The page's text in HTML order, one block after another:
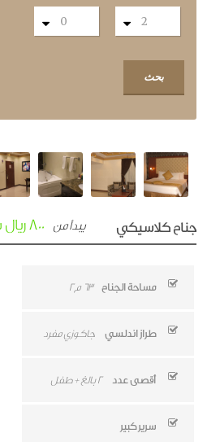
جناح كلاسيكي يبدأ من 800 ريال سعودي / عدد الليالي
مساحة الجناح 63 م2
طراز اندلسي جاكوزي مفرد
أقصى عدد 2 بالغ + طفل
سرير كبير